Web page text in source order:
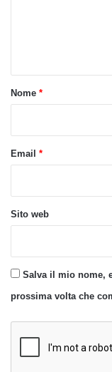
o
Nome *
Email *
Sito web
Salva il mio nome,
prossima volta che